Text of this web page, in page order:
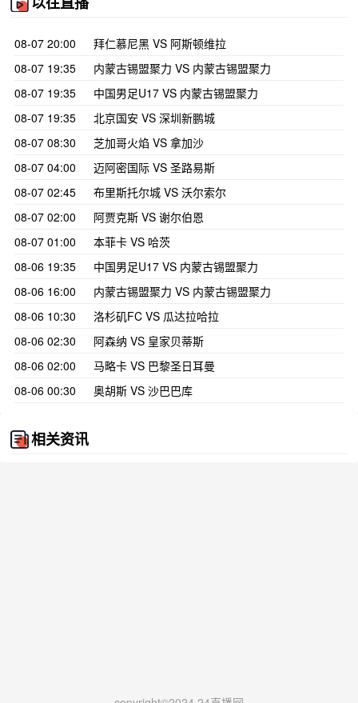
08-07 20:00
拜仁慕尼黑 VS 阿斯顿维拉
08-07 19:35
内蒙古锡盟聚力 VS 内蒙古锡盟聚力
08-07 19:35
中国男足U17 VS 内蒙古锡盟聚力
08-07 19:35
北京国安 VS 深圳新鹏城
08-07 08:30
芝加哥火焰 VS 拿加沙
08-07 04:00
迈阿密国际 VS 圣路易斯
08-07 02:45
布里斯托尔城 VS 沃尔索尔
08-07 02:00
阿贾克斯 VS 谢尔伯恩
08-07 01:00
本菲卡 VS 哈茨
08-06 19:35
中国男足U17 VS 内蒙古锡盟聚力
08-06 16:00
内蒙古锡盟聚力 VS 内蒙古锡盟聚力
08-06 10:30
洛杉矶FC VS 瓜达拉哈拉
08-06 02:30
阿森纳 VS 皇家贝蒂斯
08-06 02:00
马略卡 VS 巴黎圣日耳曼
08-06 00:30
奥胡斯 VS 沙巴巴库
相关资讯